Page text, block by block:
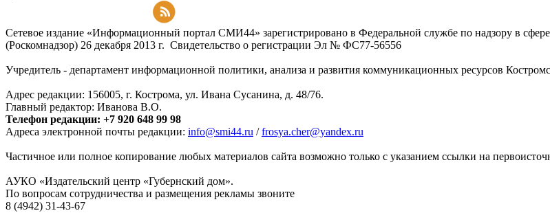
Сетевое издание «Информационный портал СМИ44» зарегистрировано в Федеральной службе по надзору в
(Роскомнадзор) 26 декабря 2013 г. Свидетельство о регистрации Эл № ФC77-56556
Учредитель - департамент информационной политики, анализа и развития коммуникационных ресурсов
Адрес редакции: 156005, г. Кострома, ул. Ивана Сусанина, д. 48/76.
Главный редактор: Иванова В.О.
Телефон редакции: +7 920 648 99 98
Адреса электронной почты редакции: info@smi44.ru /frosya.cher@yandex.ru
Частичное или полное копирование любых материалов сайта возможно только с указанием ссылки на
АУКО «Издательский центр «Губернский дом».
По вопросам сотрудничества и размещения рекламы звоните
8 (4942) 31-43-67